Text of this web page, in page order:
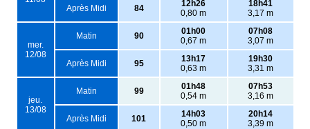
Après Midi 84
12h26
0,80 m
18h41
3,17 m
mer.
12/08
Matin 90
01h00
0,67 m
07h08
3,07 m
Après Midi 95
13h17
0,63 m
19h30
3,31 m
jeu.
13/08
Matin 99
01h48
0,54 m
07h53
3,16 m
Après Midi 101
14h03
0,50 m
20h14
3,39 m